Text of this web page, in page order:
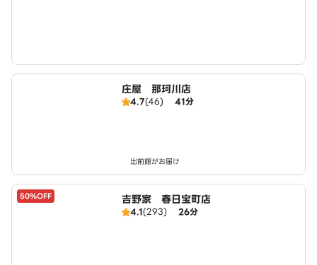
庄屋 那珂川店
4.7(46) 41分
出前館がお届け
50%OFF 吉野家 春日宝町店
4.1(293) 26分